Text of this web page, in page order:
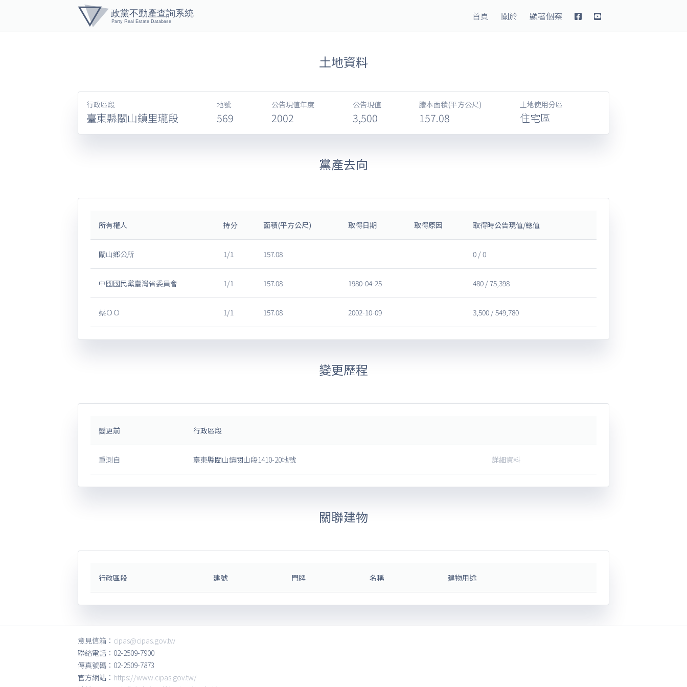
黨產資料庫 Ill-gotten Party Assets Database
首頁 關於 顯著個案
土地資料
行政區段
臺東縣關山鎮里瓏段
地號
569
公告現值年度
2002
公告現值
3,500
謄本面積(平方公尺)
157.08
土地使用分區
住宅區
黨產去向
所有權人 持分 面積(平方公尺) 取得日期 取得原因 取得時公告現值/總值
關山鄉公所 1/1 157.08 0 / 0
中國國民黨臺灣省委員會 1/1 157.08 1980-04-25 480 / 75,398
蔡ＯＯ 1/1 157.08 2002-10-09 3,500 / 549,780
變更歷程
變更前 行政區段
重測自 臺東縣關山鎮關山段1410-20地號 詳細資料
關聯建物
行政區段 建號 門牌 名稱 建物用途
意見信箱： cipas@cipas.gov.tw
聯絡電話：02-2509-7900
傳真號碼：02-2509-7873
官方網站： https://www.cipas.gov.tw/